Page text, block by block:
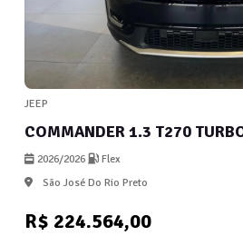
JEEP
COMMANDER 1.3 T270
2026/2026
Flex
São José Do Rio Preto
R$ 224.564,00